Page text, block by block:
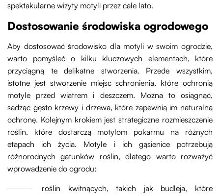
spektakularne wizyty motyli przez całe lato.
Dostosowanie środowiska ogrodowego
Aby dostosować środowisko dla motyli w swoim ogrodzie,
warto pomyśleć o kilku kluczowych elementach, które
przyciągną te delikatne stworzenia. Przede wszystkim,
istotne jest stworzenie miejsc schronienia, które ochronią
motyle przed wiatrem i deszczem. Można to osiągnąć,
sadząc gęsto krzewy i drzewa, które zapewnią im naturalną
ochronę. Kolejnym krokiem jest strategiczne rozmieszczenie
roślin, które dostarczą motylom pokarmu na różnych
etapach ich życia. Motyle i ich gąsienice potrzebują
różnorodnych gatunków roślin, dlatego warto rozważyć
wprowadzenie do ogrodu:
roślin kwitnących, takich jak budleja, które